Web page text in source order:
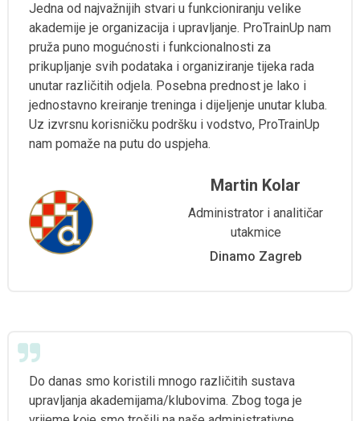
Jedna od najvažnijih stvari u funkcioniranju velike
akademije je organizacija i upravljanje. ProTrainUp nam
pruža puno mogućnosti i funkcionalnosti za
prikupljanje svih podataka i organiziranje tijeka rada
unutar različitih odjela. Posebna prednost je lako i
jednostavno kreiranje treninga i dijeljenje unutar kluba.
Uz izvrsnu korisničku podršku i vodstvo, ProTrainUp
nam pomaže na putu do uspjeha.
Martin Kolar
Administrator i analitičar
utakmice
Dinamo Zagreb
Do danas smo koristili mnogo različitih sustava
upravljanja akademijama/klubovima. Zbog toga je